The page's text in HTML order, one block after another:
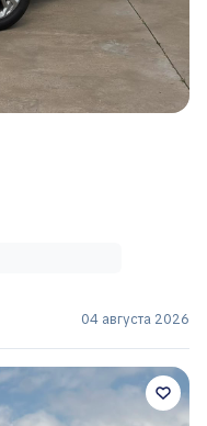
04 августа 2026